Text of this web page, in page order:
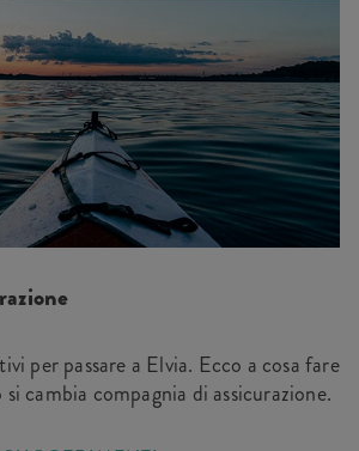
per passare a Elvia. Ecco a cosa fare
cambia compagnia di assicurazione.